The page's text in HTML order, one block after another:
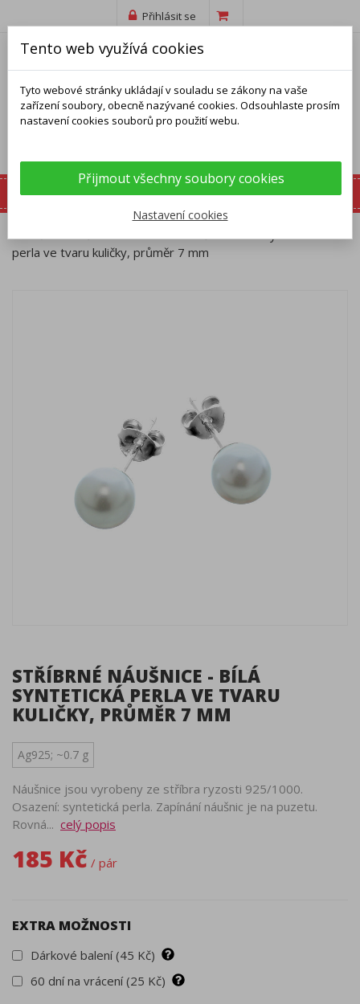
Přihlásit se
Domů Náušnice
Stříbrné náušnice - bílá syntetická
perla ve tvaru kuličky, průměr 7 mm
STŘÍBRNÉ NÁUŠNICE - BÍLÁ
SYNTETICKÁ PERLA VE TVARU
KULIČKY, PRŮMĚR 7 MM
Ag925; ~0.7 g
Náušnice jsou vyrobeny ze stříbra ryzosti 925/1000.
Osazení: syntetická perla. Zapínání náušnic je na puzetu.
Rovná... celý popis
185 Kč / pár
EXTRA MOŽNOSTI
Dárkové balení (45 Kč)
60 dní na vrácení (25 Kč)
Tento web využívá cookies
Tyto webové stránky ukládají v souladu se zákony na vaše
zařízení soubory, obecně nazývané cookies. Odsouhlaste prosím
nastavení cookies souborů pro použití webu.
Přijmout všechny soubory cookies
Nastavení cookies